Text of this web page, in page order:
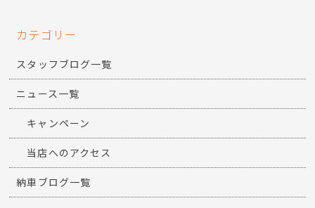
カテゴリー
スタッフブログ一覧
ニュース一覧
キャンペーン
当店へのアクセス
納車ブログ一覧